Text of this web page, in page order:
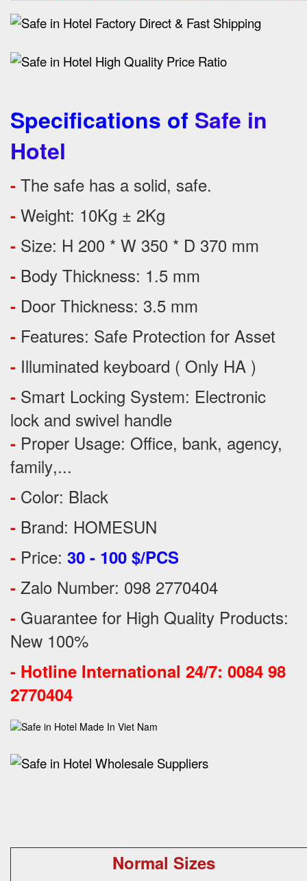
Specifications of Safe in
Hotel
- The safe has a solid, safe.
- Weight: 10Kg ± 2Kg
- Size: H 200 * W 350 * D 370 mm
- Body Thickness: 1.5 mm
- Door Thickness: 3.5 mm
- Features: Safe Protection for Asset
- Illuminated keyboard ( Only HA )
- Smart Locking System: Electronic
lock and swivel handle
- Proper Usage: Office, bank, agency,
family,...
- Color: Black
- Brand: HOMESUN
- Price: 30 - 100 $/PCS
- Zalo Number: 098 2770404
- Guarantee for High Quality Products:
New 100%
- Hotline International 24/7: 0084 98
2770404
Normal Sizes